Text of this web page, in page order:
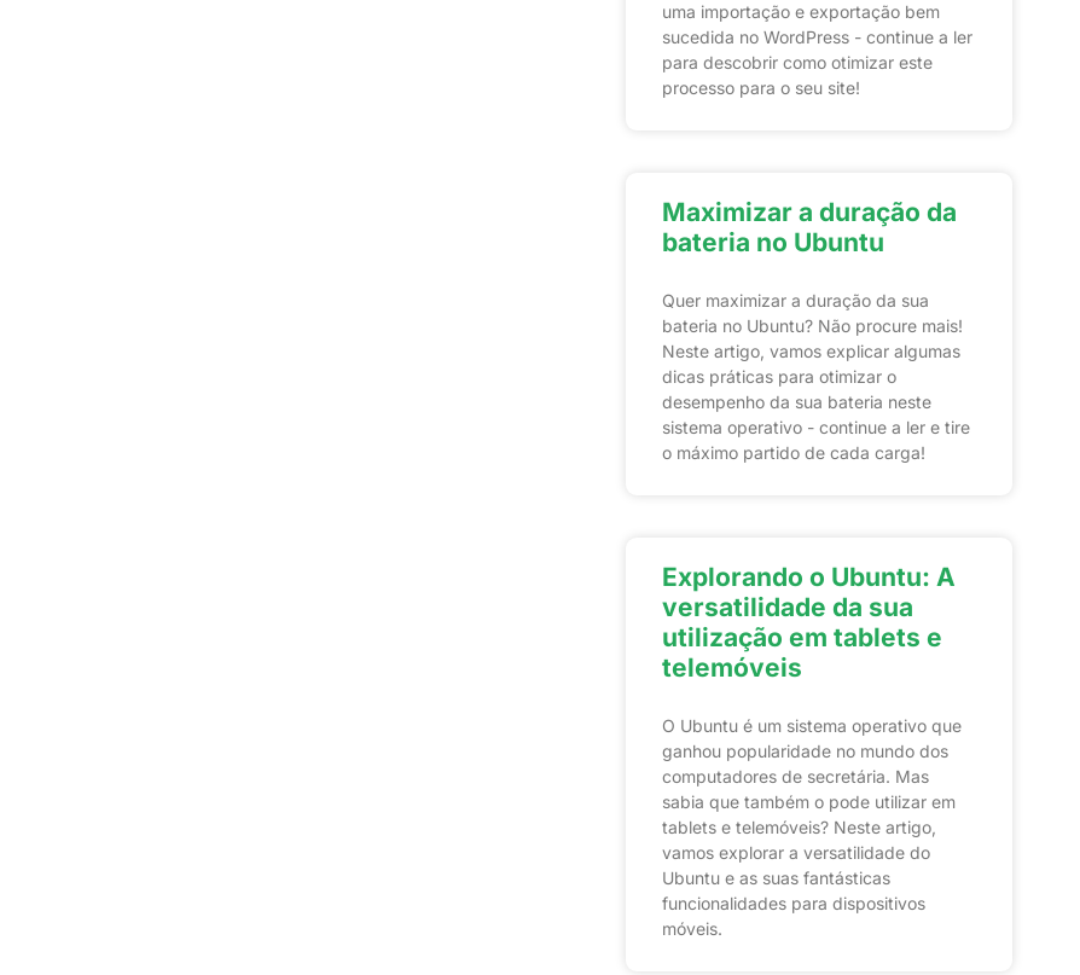
uma importação e exportação bem
sucedida no WordPress - continue a ler
para descobrir como otimizar este
processo para o seu site!
Maximizar a duração da
bateria no Ubuntu
Quer maximizar a duração da sua
bateria no Ubuntu? Não procure mais!
Neste artigo, vamos explicar algumas
dicas práticas para otimizar o
desempenho da sua bateria neste
sistema operativo - continue a ler e tire
o máximo partido de cada carga!
Explorando o Ubuntu: A
versatilidade da sua
utilização em tablets e
telemóveis
O Ubuntu é um sistema operativo que
ganhou popularidade no mundo dos
computadores de secretária. Mas
sabia que também o pode utilizar em
tablets e telemóveis? Neste artigo,
vamos explorar a versatilidade do
Ubuntu e as suas fantásticas
funcionalidades para dispositivos
móveis.